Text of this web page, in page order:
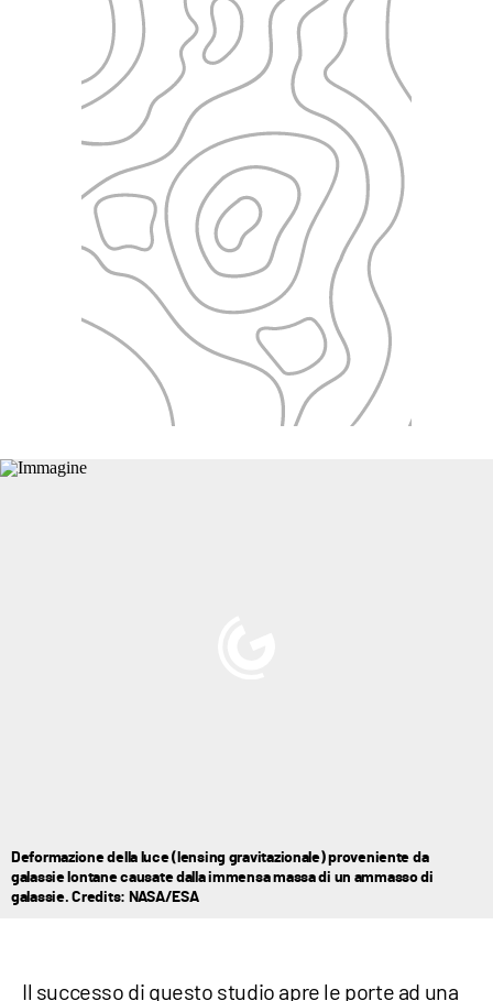
Deformazione della luce (lensing gravitazionale) proveniente da
galassie lontane causate dalla immensa massa di un ammasso di
galassie. Credits: NASA/ESA
Il successo di questo studio apre le porte ad una